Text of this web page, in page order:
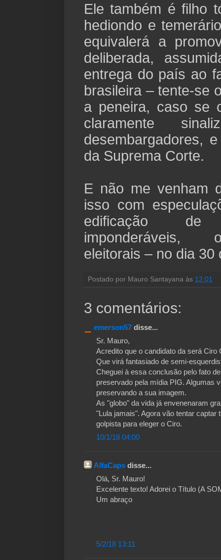
Ele também é filho
hediondo e
equivalerá a
deliberada,
entrega do país ao
brasileira – tente-se
a peneira, caso se
claramente
desembargadores,
da Suprema Corte.
E não me venham
isso com
edificação
imponderáveis,
eleitorais – no dia
Postado por Mauro Santayana às 12:01
3 comentários:
emerson57 disse...
Sr. Mauro,
Acredito que o candidato da será Ciro
Que virá fantasiado de semi-
Cheguei à essa conclusão pelo fato
preservado pela mídia PIG. Algumas
preservando a sua imagem.
As "globo" da vida já envenenaram
"Lula jamais". Agora vão tentar
golpista para eleger o Ciro.
10/1/18 04:00
AlfaCaps disse...
Olá, Sr. Mauro!
Excelente texto! Adorei o Título (A
Um abraço
5/2/18 13:11